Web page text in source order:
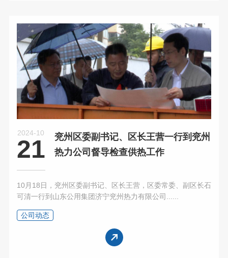
2024-10
21
兖州区委副书记、区长王营一行到兖州
热力公司督导检查供热工作
10月18日，兖州区委副书记、区长王营，区委常委、副区长石
可清一行到山东公用集团济宁兖州热力有限公司......
公司动态